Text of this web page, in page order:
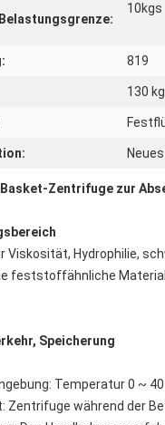
10kgs
819
130 kg
Neues
Zentrifuge zur
Viskosität, Hydrophilie,
feststoffähnliche
Speicherung
Temperatur 0 ~
Zentrifuge während der